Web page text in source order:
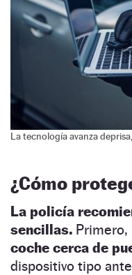
La tecnología avanza
¿Cómo
La policía
sencillas. Primero,
coche cerca de
dispositivo tipo